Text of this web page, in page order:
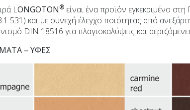
LONGOTON® είναι ένα προϊόν εγκεκριμένο
531) και με συνεχή έλεγχο ποιότητας από
DIN 18516 για πλαγιοκαλύψεις και
– ΥΦΕΣ